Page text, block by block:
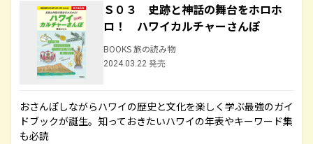
Ｓ０３ 史跡と神話の舞台をホロホ
ロ！ ハワイカルチャーさんぽ
BOOKS 旅の読み物
2024.03.22 発売
おさんぽしながらハワイの歴史と文化を楽しく学ぶ最強のガイ
ドブックが誕生。知っておきたいハワイの年表やキーワード集
も必読